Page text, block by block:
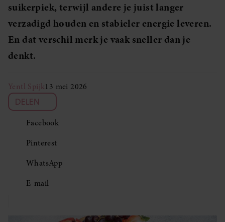
suikerpiek, terwijl andere je juist langer
verzadigd houden en stabieler energie leveren.
En dat verschil merk je vaak sneller dan je
denkt.
Yentl Spijk13 mei 2026
DELEN
Facebook
Pinterest
WhatsApp
E-mail